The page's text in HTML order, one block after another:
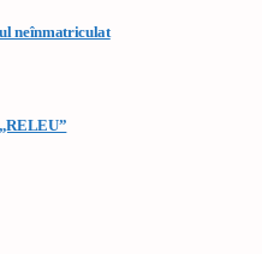
neînmatriculat